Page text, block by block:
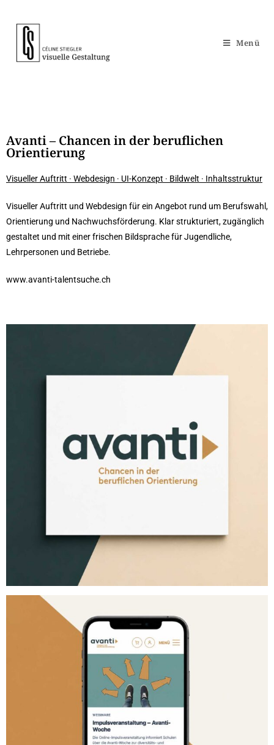
Menü
Avanti – Chancen in der beruflichen
Orientierung
Visueller Auftritt · Webdesign · UI-Konzept · Bildwelt · Inhaltsstruktur
Visueller Auftritt und Webdesign für ein Angebot rund um Berufswahl,
Orientierung und Nachwuchsförderung. Klar strukturiert, zugänglich
gestaltet und mit einer frischen Bildsprache für Jugendliche,
Lehrpersonen und Betriebe.
www.avanti-talentsuche.ch